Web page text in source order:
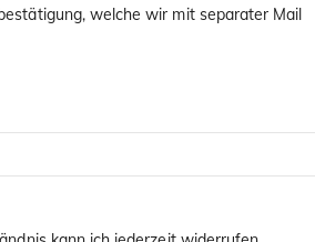
welche wir mit separater Mail